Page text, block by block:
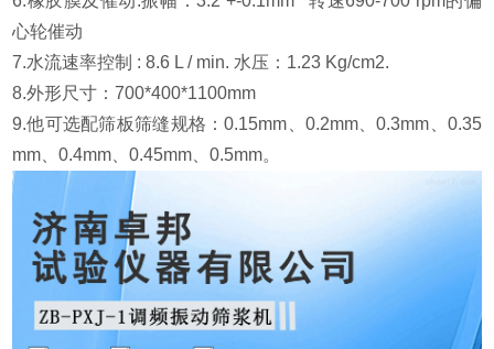
心轮催动
7.水流速率控制 : 8.6 L / min. 水压：1.23 Kg/cm2.
8.外形尺寸：700*400*1100mm
9.他可选配筛板筛缝规格：0.15mm、0.2mm、0.3mm、0.35
mm、0.4mm、0.45mm、0.5mm。